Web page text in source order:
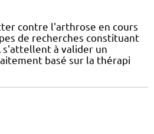
contre l'arthrose en cours
de recherches constituant
s'attellent à valider un
basé sur la thérapi